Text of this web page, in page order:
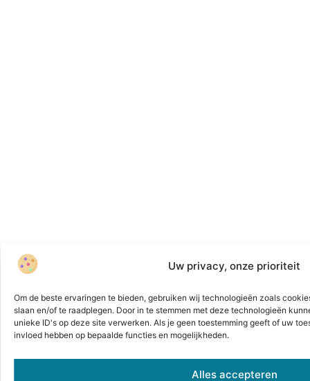
Uw privacy, onze prioriteit
Om de beste ervaringen te bieden, gebruiken wij technologieën zoals
slaan en/of te raadplegen. Door in te stemmen met deze technologieën
unieke ID's op deze site verwerken. Als je geen toestemming geeft of uw
invloed hebben op bepaalde functies en mogelijkheden.
Alles accepteren